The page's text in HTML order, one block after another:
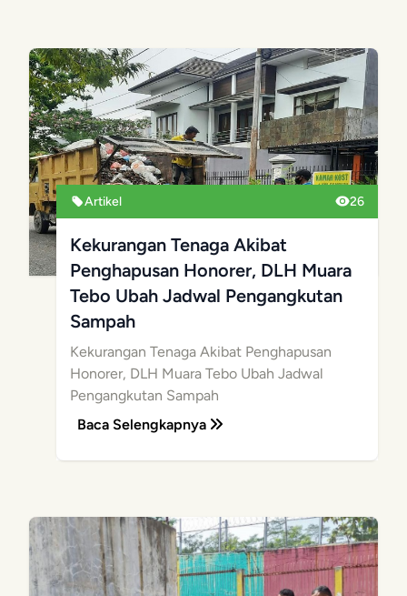
Artikel 26
Kekurangan Tenaga Akibat
Penghapusan Honorer, DLH Muara
Tebo Ubah Jadwal Pengangkutan
Sampah
Kekurangan Tenaga Akibat Penghapusan
Honorer, DLH Muara Tebo Ubah Jadwal
Pengangkutan Sampah
Baca Selengkapnya